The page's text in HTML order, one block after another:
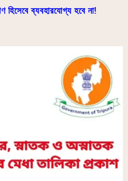
ব্যবহারযোগ্য হবে না!